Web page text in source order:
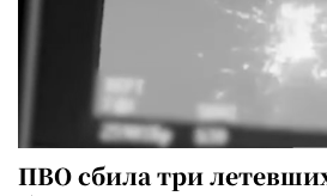
ПВО сбила три